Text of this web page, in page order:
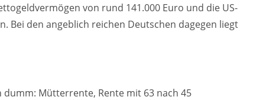
von rund 141.000 Euro und die US-
Bei den angeblich reichen Deutschen dagegen liegt
Mütterrente, Rente mit 63 nach 45